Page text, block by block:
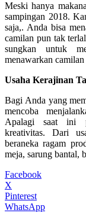
Meski hanya
sampingan 2018.
saja,. Anda bisa
camilan pun tak
sungkan untuk
menawarkan
Usaha Kerajinan
Bagi Anda yang
mencoba
Apalagi saat ini
kreativitas. Dari
beraneka ragam
meja, sarung bantal,
Facebook
X
Pinterest
WhatsApp